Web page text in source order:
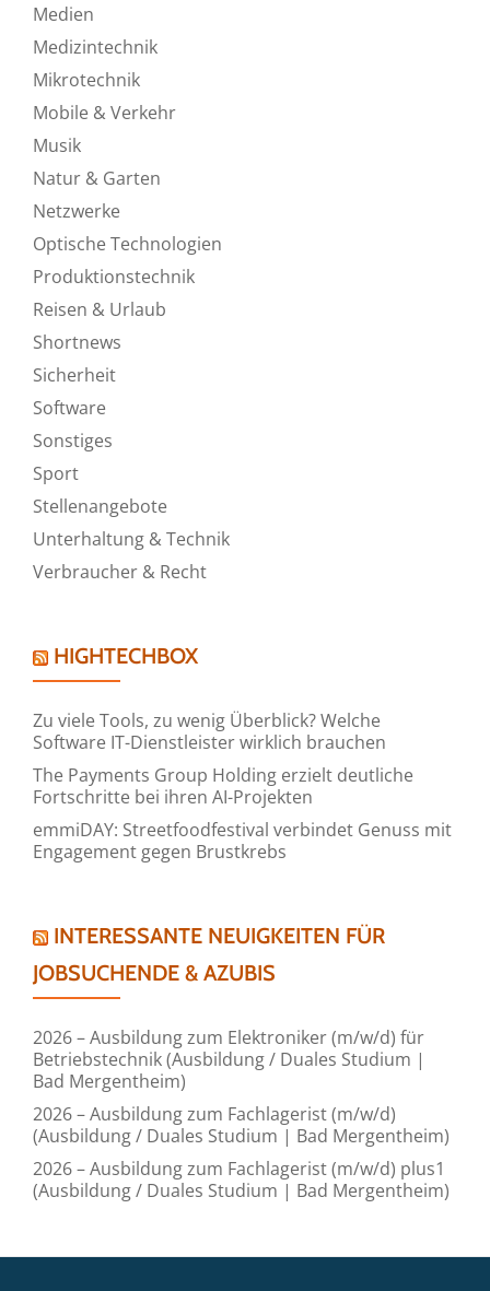
Medien
Medizintechnik
Mikrotechnik
Mobile & Verkehr
Musik
Natur & Garten
Netzwerke
Optische Technologien
Produktionstechnik
Reisen & Urlaub
Shortnews
Sicherheit
Software
Sonstiges
Sport
Stellenangebote
Unterhaltung & Technik
Verbraucher & Recht
HIGHTECHBOX
Zu viele Tools, zu wenig Überblick? Welche
Software IT-Dienstleister wirklich brauchen
The Payments Group Holding erzielt deutliche
Fortschritte bei ihren AI-Projekten
emmiDAY: Streetfoodfestival verbindet Genuss mit
Engagement gegen Brustkrebs
INTERESSANTE NEUIGKEITEN FÜR
JOBSUCHENDE & AZUBIS
2026 – Ausbildung zum Elektroniker (m/w/d) für
Betriebstechnik (Ausbildung / Duales Studium |
Bad Mergentheim)
2026 – Ausbildung zum Fachlagerist (m/w/d)
(Ausbildung / Duales Studium | Bad Mergentheim)
2026 – Ausbildung zum Fachlagerist (m/w/d) plus1
(Ausbildung / Duales Studium | Bad Mergentheim)